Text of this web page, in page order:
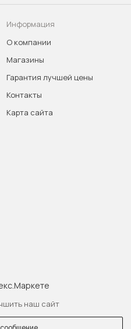
Информация
О компании
Магазины
Гарантия лучшей цены
Контакты
Карта сайта
наш сайт